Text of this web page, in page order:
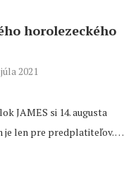
horolezeckého
júla 2021
JAMES si 14. augusta
je len pre predplatiteľov. …